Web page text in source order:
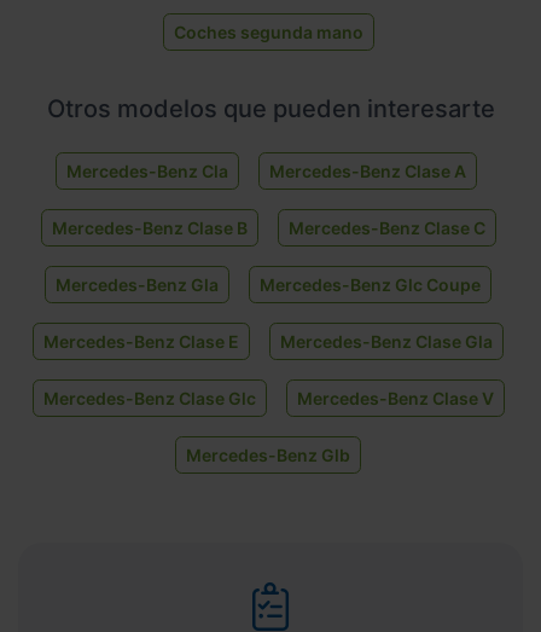
Coches segunda mano
Otros modelos que pueden interesarte
Mercedes-Benz Cla Mercedes-Benz Clase A
Mercedes-Benz Clase B Mercedes-Benz Clase C
Mercedes-Benz Gla Mercedes-Benz Glc Coupe
Mercedes-Benz Clase E Mercedes-Benz Clase Gla
Mercedes-Benz Clase Glc Mercedes-Benz Clase V
Mercedes-Benz Glb